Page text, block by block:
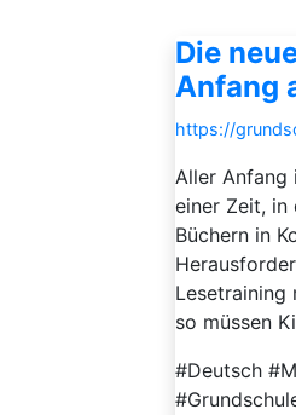
Die
Anfang
https://
Aller
einer Zeit, in
Büchern in
Lesetraining
so müssen
#Deutsch